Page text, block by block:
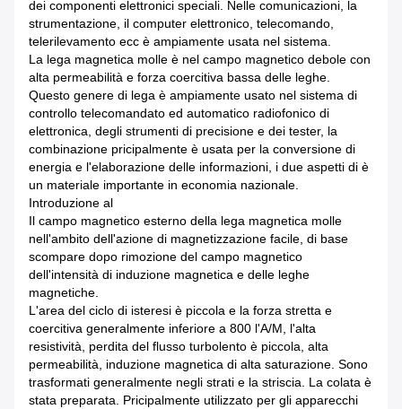
dei componenti elettronici speciali. Nelle comunicazioni, la
strumentazione, il computer elettronico, telecomando,
telerilevamento ecc è ampiamente usata nel sistema.
La lega magnetica molle è nel campo magnetico debole con
alta permeabilità e forza coercitiva bassa delle leghe.
Questo genere di lega è ampiamente usato nel sistema di
controllo telecomandato ed automatico radiofonico di
elettronica, degli strumenti di precisione e dei tester, la
combinazione pricipalmente è usata per la conversione di
energia e l'elaborazione delle informazioni, i due aspetti di è
un materiale importante in economia nazionale.
Introduzione al
Il campo magnetico esterno della lega magnetica molle
nell'ambito dell'azione di magnetizzazione facile, di base
scompare dopo rimozione del campo magnetico
dell'intensità di induzione magnetica e delle leghe
magnetiche.
L'area del ciclo di isteresi è piccola e la forza stretta e
coercitiva generalmente inferiore a 800 l'A/M, l'alta
resistività, perdita del flusso turbolento è piccola, alta
permeabilità, induzione magnetica di alta saturazione. Sono
trasformati generalmente negli strati e la striscia. La colata è
stata preparata. Pricipalmente utilizzato per gli apparecchi